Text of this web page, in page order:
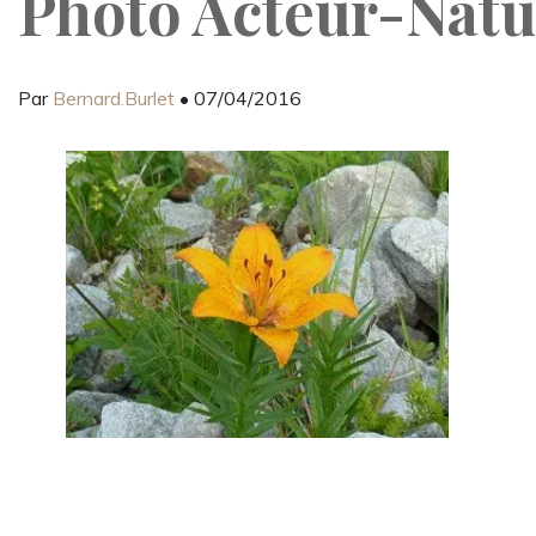
Par Bernard.Burlet • 07/04/2016